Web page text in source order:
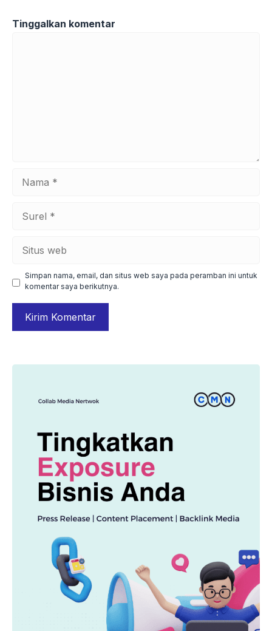
Tinggalkan komentar
web
Simpan nama, email, dan situs web saya pada peramban ini untuk
komentar saya berikutnya.